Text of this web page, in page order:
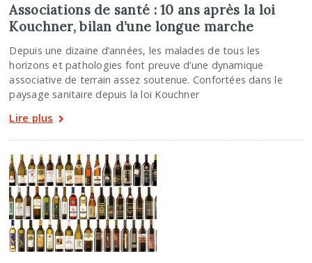
Associations de santé : 10 ans après la loi
Kouchner, bilan d’une longue marche
Depuis une dizaine d’années, les malades de tous les
horizons et pathologies font preuve d’une dynamique
associative de terrain assez soutenue. Confortées dans le
paysage sanitaire depuis la loi Kouchner
Lire plus